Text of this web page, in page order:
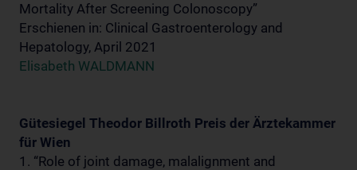
Mortality After Screening Colonoscopy”
Erschienen in: Clinical Gastroenterology and
Hepatology, April 2021
Elisabeth WALDMANN
Gütesiegel Theodor Billroth Preis der Ärztekammer
für Wien
1. “Role of joint damage, malalignment and